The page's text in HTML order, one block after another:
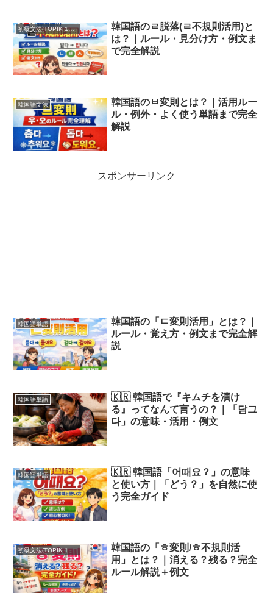
初級文法(TOPIK 1・2級)
韓国語のㄹ脱落(ㄹ不規則活用)と
は？｜ルール・見分け方・例文ま
で完全解説
韓国語文法
韓国語のㅂ変則とは？｜活用ルー
ル・例外・よく使う単語まで完全
解説
スポンサーリンク
韓国語単語
韓国語の「ㄷ変則活用」とは？｜
ルール・覚え方・例文まで完全解
説
韓国語単語
🇰🇷 韓国語で『キムチを漬け
る』ってなんて言うの？｜「담그
다」の意味・活用・例文
韓国語単語
🇰🇷 韓国語「어때요？」の意味
と使い方｜「どう？」を自然に使
う完全ガイド
初級文法(TOPIK 1・2級)
韓国語の「ㅎ変則/ㅎ不規則活
用」とは？｜消える？残る？完全
ルール解説＋例文